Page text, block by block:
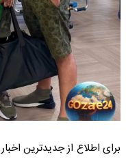
برای اطلاع از جدیدترین